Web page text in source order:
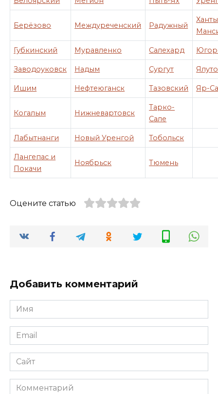
Берёзово Междуреченский Радужный
Губкинский Муравленко Салехард
Заводоуковск Надым Сургут
Ишим Нефтеюганск Тазовский Яр-
Когалым Нижневартовск
Тарко-
Сале
Лабытнанги Новый Уренгой Тобольск
Лангепас и
Покачи
Ноябрьск Тюмень
Оцените статью
Добавить комментарий
Имя
*
Email
*
Сайт
Комментарий